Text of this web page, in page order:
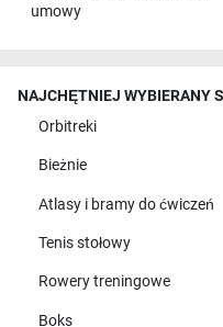
umowy
NAJCHĘTNIEJ WYBIERANY
Orbitreki
Bieżnie
Atlasy i bramy do ćwiczeń
Tenis stołowy
Rowery treningowe
Boks